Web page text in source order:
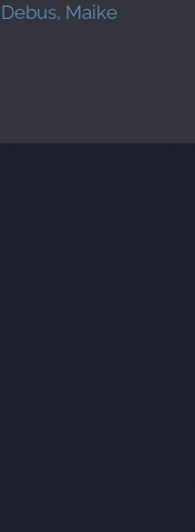
Debus, Maike